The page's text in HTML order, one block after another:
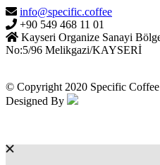
info@specific.coffee
+90 549 468 11 01
Kayseri Organize Sanayi
No:5/96 Melikgazi/KAYSERİ
© Copyright 2020 Specific Coffee
Designed By